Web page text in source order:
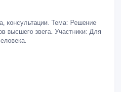
консультации. Тема: Решение
высшего звега. Участники: Для